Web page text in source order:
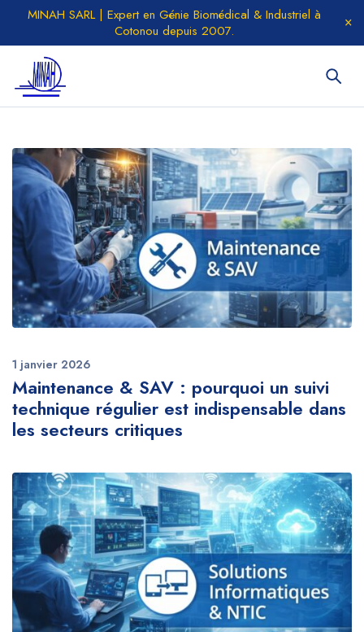
MINAH SARL | Expert en Génie Biomédical & Industriel à
Cotonou depuis 2007.
1 janvier 2026
Maintenance & SAV : pourquoi un suivi
technique régulier est indispensable dans
les secteurs critiques